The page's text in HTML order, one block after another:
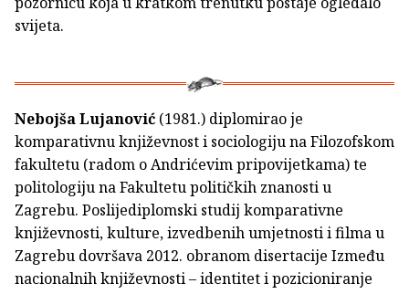
svijeta.
Nebojša Lujanović (1981.) diplomirao je
komparativnu književnost i sociologiju na Filozofskom
fakultetu (radom o Andrićevim pripovijetkama) te
politologiju na Fakultetu političkih znanosti u
Zagrebu. Poslijediplomski studij komparativne
književnosti, kulture, izvedbenih umjetnosti i filma u
Zagrebu dovršava 2012. obranom disertacije Između
nacionalnih književnosti – identitet i pozicioniranje